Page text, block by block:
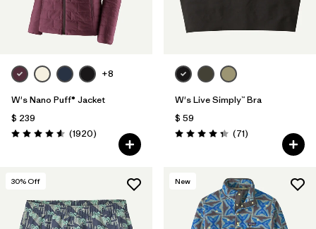
+8
W's Nano Puff® Jacket
$ 239
Valoración: 4.6 / 5
(1920Comentarios
)
W's Live Simply™ Bra
$ 59
Valoración: 4.3 / 5
(71Comentarios
)
30% Off New